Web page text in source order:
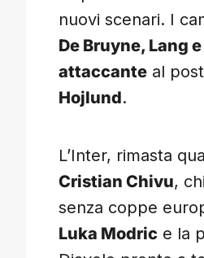
nuovi scenari. I
De Bruyne, Lang
attaccante al
Hojlund.
L’Inter, rimasta
Cristian Chivu,
senza coppe
Luka Modric e la